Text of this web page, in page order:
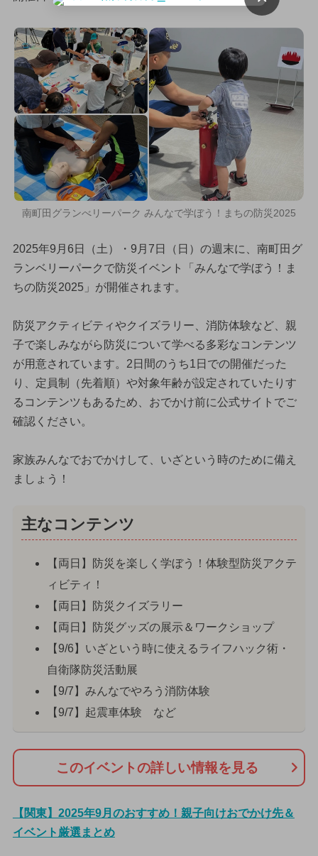
南町田グランべリーパーク みんなで学ぼう！まちの防災2025
2025年9月6日（土）・9月7日（日）の週末に、南町田グ
ランベリーパークで防災イベント「みんなで学ぼう！ま
ちの防災2025」が開催されます。
防災アクティビティやクイズラリー、消防体験など、親
子で楽しみながら防災について学べる多彩なコンテンツ
が用意されています。2日間のうち1日での開催だった
り、定員制（先着順）や対象年齢が設定されていたりす
るコンテンツもあるため、おでかけ前に公式サイトでご
確認ください。
家族みんなでおでかけして、いざという時のために備え
ましょう！
主なコンテンツ
【両日】防災を楽しく学ぼう！体験型防災アクテ
ィビティ！
【両日】防災クイズラリー
【両日】防災グッズの展示＆ワークショップ
【9/6】いざという時に使えるライフハック術・
自衛隊防災活動展
【9/7】みんなでやろう消防体験
【9/7】起震車体験 など
このイベントの詳しい情報を見る
【関東】2025年9月のおすすめ！親子向けおでかけ先＆
イベント厳選まとめ